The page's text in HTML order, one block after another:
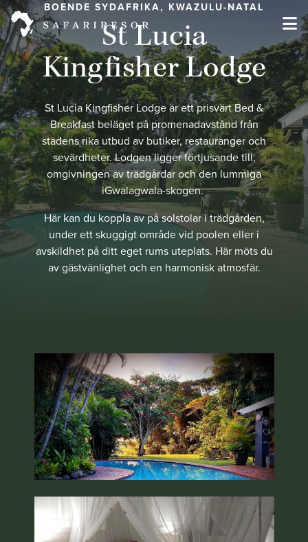
BOENDE SYDAFRIKA, KWAZULU-NATAL
St Lucia
Kingfisher Lodge
St Lucia Kingfisher Lodge är ett prisvärt Bed &
Breakfast beläget på promenadavstånd från
stadens rika utbud av butiker, restauranger och
sevärdheter. Lodgen ligger förtjusande till,
omgivningen av trädgårdar och den lummiga
iGwalagwala-skogen.
Här kan du koppla av på solstolar i trädgården,
under ett skuggigt område vid poolen eller i
avskildhet på ditt eget rums uteplats. Här möts du
av gästvänlighet och en harmonisk atmosfär.